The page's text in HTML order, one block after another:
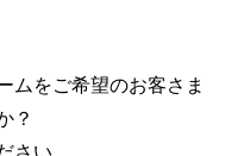
ムをご希望のお客さま
？
さい。